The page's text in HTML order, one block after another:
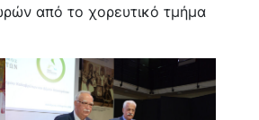
από το χορευτικό τμήμα